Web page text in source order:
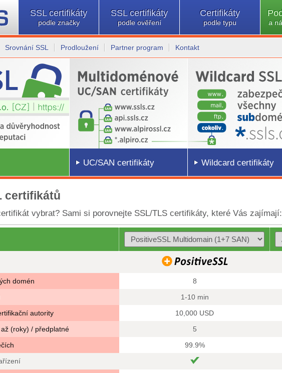
SSL certifikáty
podle značky
SSL certifikáty
podle ověření
Certifikáty
podle typu a
Srovnání SSL Prodloužení Partner program Kontakt
UC/SAN certifikáty Wildcard certifikáty
certifikátů
vybrat? Sami si porovnejte SSL/TLS certifikáty, které Vás zajímají:
domén 8
1-10 min
autority
10,000 USD
(roky) / předplatné
5
99.9%